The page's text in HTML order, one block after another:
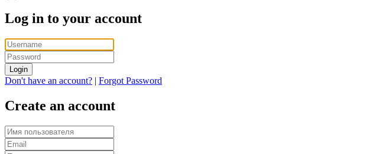
Log in to your account
Login
Don't have an account? | Forgot Password
Create an account